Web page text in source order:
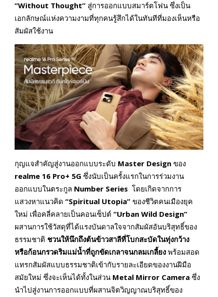
“Without Thought” สู่การออกแบบสมาร์ตโฟน ซึ่งเป็น
เอกลักษณ์แห่งความงามที่ทุกคนรู้สึกได้ในทันทีที่มองเห็นหรือ
สัมผัสใช้งาน
กุญแจสำคัญสู่งานออกแบบระดับ Master Design ของ
realme 16 Pro+ 5G ซึ่งนับเป็นครั้งแรกในการร่วมงาน
ออกแบบในตระกูล Number Series โดยเกิดจากการ
แสวงหาแนวคิด “Spiritual Utopia” ของชีวิตคนเมืองยุค
ใหม่ เพื่อคลี่คลายเป็นคอนเซ็ปต์ “Urban Wild Design”
ผสานการใช้วัสดุที่ได้แรงบันดาลใจจากสัมผัสอันบริสุทธิ์ของ
ธรรมชาติ ชวนให้นึกถึงต้นข้าวสาลีที่โบกสะบัดในทุ่งกว้าง
หรือก้อนกรวดริมแม่น้ำที่ถูกขัดเกลาจนกลมเกลี้ยง พร้อมสอด
แทรกสัมผัสแบบธรรมชาติเข้ากับรายละเอียดของงานฝีมือ
สมัยใหม่ ซึ่งจะเห็นได้ทั้งในส่วน Metal Mirror Camera ซึ่ง
นำไปสู่งานการออกแบบที่ผสานจิตวิญญาณบริสุทธิ์ของ